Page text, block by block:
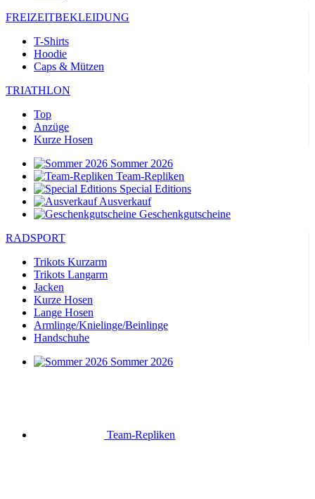
FREIZEITBEKLEIDUNG
T-Shirts
Hoodie
Caps & Mützen
TRIATHLON
Top
Anzüge
Kurze Hosen
Sommer 2026
Team-Repliken
Special Editions
Ausverkauf
Geschenkgutscheine
RADSPORT
Trikots Kurzarm
Trikots Langarm
Jacken
Kurze Hosen
Lange Hosen
Armlinge/Knielinge/Beinlinge
Handschuhe
Sommer 2026
Team-Repliken